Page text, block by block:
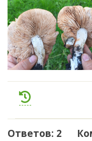
Ответов: 2